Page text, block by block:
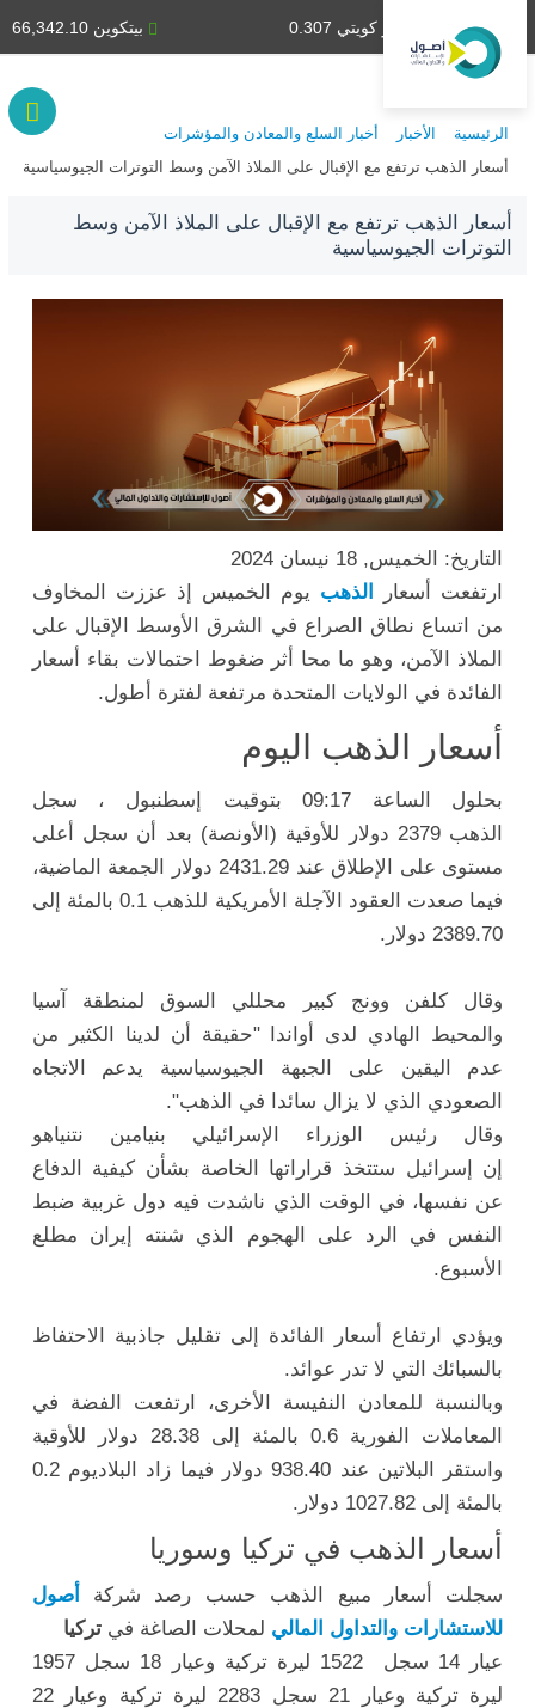
بيتكوين 66,342.10 دينار كويتي 0.307
الرئيسية الأخبار أخبار السلع والمعادن والمؤشرات
أسعار الذهب ترتفع مع الإقبال على الملاذ الآمن وسط التوترات الجيوسياسية
أسعار الذهب ترتفع مع الإقبال على الملاذ الآمن وسط
التوترات الجيوسياسية
التاريخ: الخميس, 18 نيسان 2024
ارتفعت
أسعار الذهب يوم الخميس إذ عززت المخاوف
من اتساع نطاق الصراع في الشرق الأوسط الإقبال على
الملاذ الآمن، وهو ما محا أثر ضغوط احتمالات بقاء أسعار
الفائدة في الولايات المتحدة مرتفعة لفترة أطول.
أسعار الذهب اليوم
بحلول الساعة 09:17 بتوقيت إسطنبول ، سجل
الذهب 2379 دولار
للأوقية (الأونصة) بعد أن سجل أعلى
مستوى على الإطلاق عند 2431.29 دولار الجمعة الماضية،
فيما صعدت العقود الآجلة الأمريكية للذهب 0.1 بالمئة إلى
2389.70 دولار.
وقال كلفن وونج كبير محللي السوق لمنطقة آسيا
والمحيط الهادي لدى أواندا "حقيقة أن لدينا الكثير من
عدم اليقين على الجبهة الجيوسياسية يدعم الاتجاه
الصعودي الذي لا يزال سائدا في الذهب".
وقال رئيس الوزراء الإسرائيلي بنيامين نتنياهو
إن
إسرائيل ستتخذ قراراتها الخاصة بشأن كيفية الدفاع
عن نفسها، في الوقت الذي ناشدت فيه دول غربية ضبط
النفس في الرد على الهجوم الذي شنته إيران مطلع
الأسبوع.
ويؤدي ارتفاع أسعار الفائدة إلى تقليل جاذبية الاحتفاظ
بالسبائك التي لا تدر عوائد.
وبالنسبة للمعادن النفيسة الأخرى، ارتفعت
الفضة في
المعاملات الفورية 0.6 بالمئة إلى 28.38 دولار للأوقية
واستقر البلاتين عند 938.40 دولار فيما زاد
البلاديوم 0.2
بالمئة إلى 1027.82 دولار.
أسعار الذهب في تركيا وسوريا
سجلت أسعار مبيع الذهب حسب رصد شركة
أصول
للاستشارات والتداول المالي لمحلات الصاغة في تركيا
عيار 14 سجل 1522 ليرة تركية وعيار 18 سجل 1957
ليرة تركية وعيار 21 سجل 2283 ليرة تركية وعيار 22